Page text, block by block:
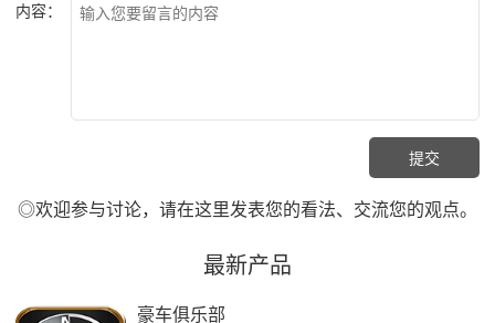
内容：
◎欢迎参与讨论，请在这里发表您的看法、交流您的观点。
最新产品
豪车俱乐部